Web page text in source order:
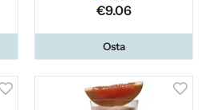
€9.06
Osta